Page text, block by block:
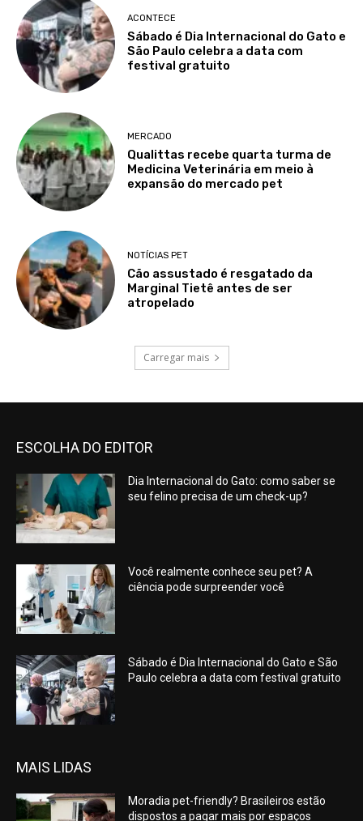
ACONTECE
Sábado é Dia Internacional do Gato e
São Paulo celebra a data com
festival gratuito
MERCADO
Qualittas recebe quarta turma de
Medicina Veterinária em meio à
expansão do mercado pet
NOTÍCIAS PET
Cão assustado é resgatado da
Marginal Tietê antes de ser
atropelado
Carregar mais
ESCOLHA DO EDITOR
Dia Internacional do Gato: como saber se
seu felino precisa de um check-up?
Você realmente conhece seu pet? A
ciência pode surpreender você
Sábado é Dia Internacional do Gato e São
Paulo celebra a data com festival gratuito
MAIS LIDAS
Moradia pet-friendly? Brasileiros estão
dispostos a pagar mais por espaços